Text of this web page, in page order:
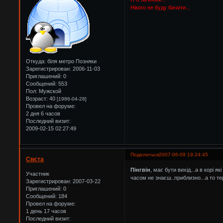
Откуда: біля метро Позняки
Зарегистрирован: 2006-11-03
Приглашений: 0
Сообщений: 553
Пол: Мужской
Возраст: 40[1986-04-28]
Провел на форуме:
2 дня 6 часов
Последний визит:
2009-02-15 02:27:49
Нікого не буду бачити...
Поделиться2007-06-09 19:24:45
Свєта
Участник
Зарегистрирован: 2007-03-22
Приглашений: 0
Сообщений: 184
Провел на форуме:
1 день 17 часов
Последний визит:
Пінгвін , має бути вихід...а в корі
часом не знаєш..приблизно...а то